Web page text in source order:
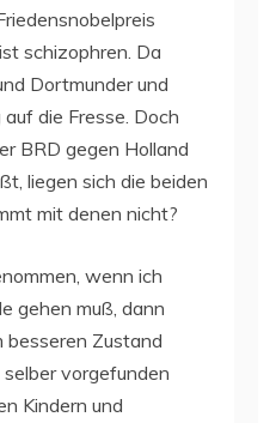
schizophren. Da
Dortmunder und
die Fresse. Doch
BRD gegen Holland
liegen sich die beiden
mit denen nicht?
wenn ich
gehen muß, dann
besseren Zustand
vorgefunden
Kindern und